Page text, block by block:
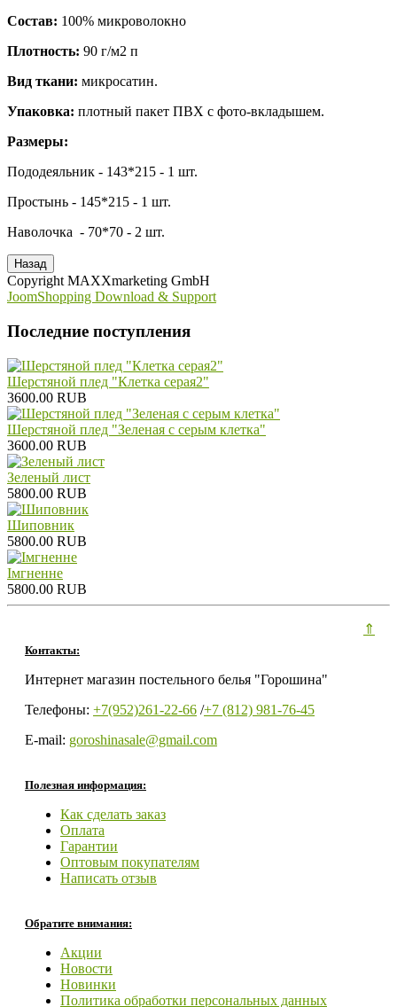
Состав: 100% микроволокно
Плотность: 90 г/м2 п
Вид ткани: микросатин.
Упаковка: плотный пакет ПВХ с фото-вкладышем.
Размеры:
Пододеяльник - 143*215 - 1 шт.
Простынь - 145*215 - 1 шт.
Наволочка - 70*70 - 2 шт.
Copyright MAXXmarketing GmbH
JoomShopping Download & Support
Последние поступления
Шерстяной плед "Клетка серая2"
3600.00 RUB
Шерстяной плед "Зеленая с серым клетка"
3600.00 RUB
Зеленый лист
5800.00 RUB
Шиповник
5800.00 RUB
Iмгненне
5800.00 RUB
Контакты:
Интернет магазин постельного белья "Горошина"
Телефоны: +7(952)261-22-66 /+7 (812) 981-76-45
E-mail: goroshinasale@gmail.com
Полезная информация:
Как сделать заказ
Оплата
Гарантии
Оптовым покупателям
Написать отзыв
Обратите внимания:
Акции
Новости
Новинки
Политика обработки персональных данных
⇑